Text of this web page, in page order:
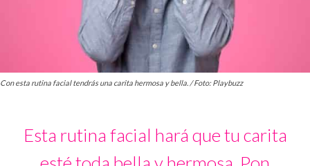
Con esta rutina facial tendrás una carita hermosa y bella. / Foto: Playbuzz
Esta rutina facial hará que tu carita